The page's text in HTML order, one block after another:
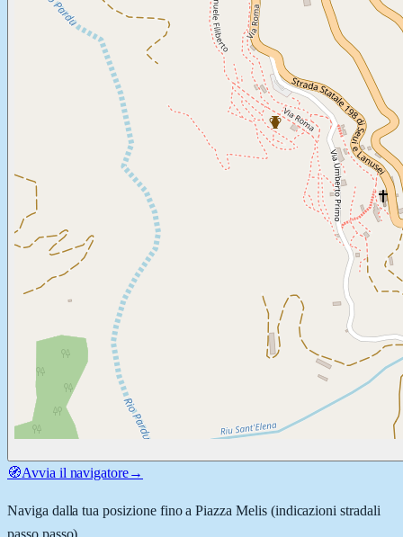
🧭Avvia il navigatore→
Naviga dalla tua posizione fino aPiazza Melis(indicazioni stradali
passo passo)